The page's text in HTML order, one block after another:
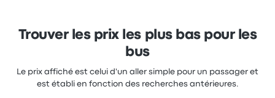
Trouver les prix les plus bas pour les
bus
Le prix affiché est celui d'un aller simple pour un passager et
est établi en fonction des recherches antérieures.